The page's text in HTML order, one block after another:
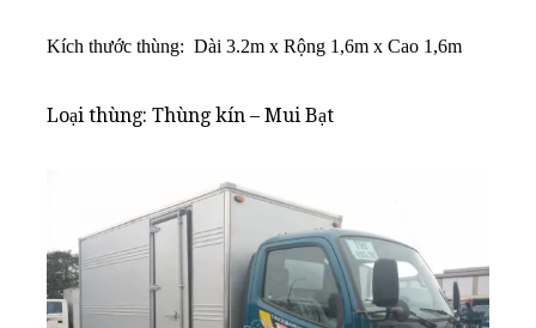
Kích thước thùng: Dài 3.2m x Rộng 1,6m x Cao 1,6m
Loại thùng: Thùng kín – Mui Bạt